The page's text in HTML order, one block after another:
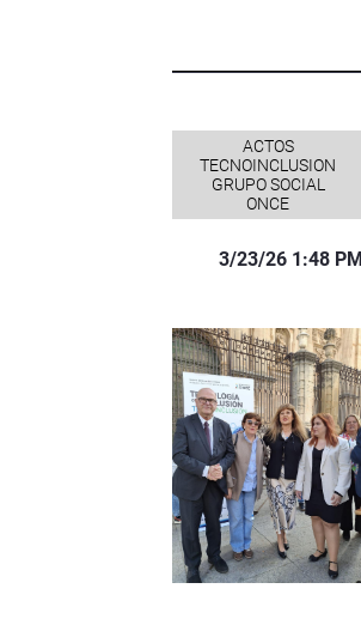
ACTOS
TECNOINCLUSION
GRUPO SOCIAL
ONCE
3/23/26 1:48 PM